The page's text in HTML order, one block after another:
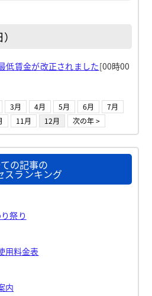
低賃金が改正されました[00時00
3月 4月 5月 6月
7月
11月 12月 次の年 >
の記事の
スランキング
祭り
用料金表
内